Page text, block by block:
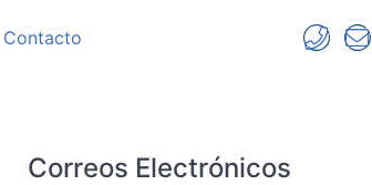
Contacto
Correos Electrónicos